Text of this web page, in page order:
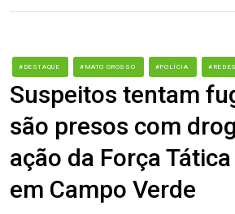
#DESTAQUE #MATO GROSSO #POLÍCIA #REDES
Suspeitos tentam
são presos com
ação da Força
em Campo Verde